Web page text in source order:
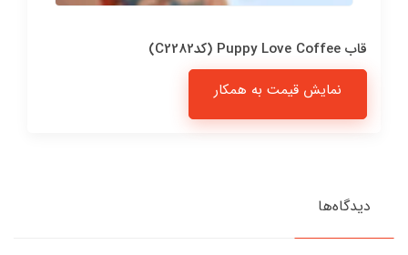
قاب Puppy Love Coffee (کدC2282)
نمایش قیمت به همکار
دیدگاه‌ها